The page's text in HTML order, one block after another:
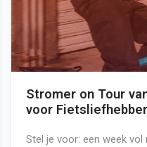
Stromer on Tour
voor
Stel je voor: een week